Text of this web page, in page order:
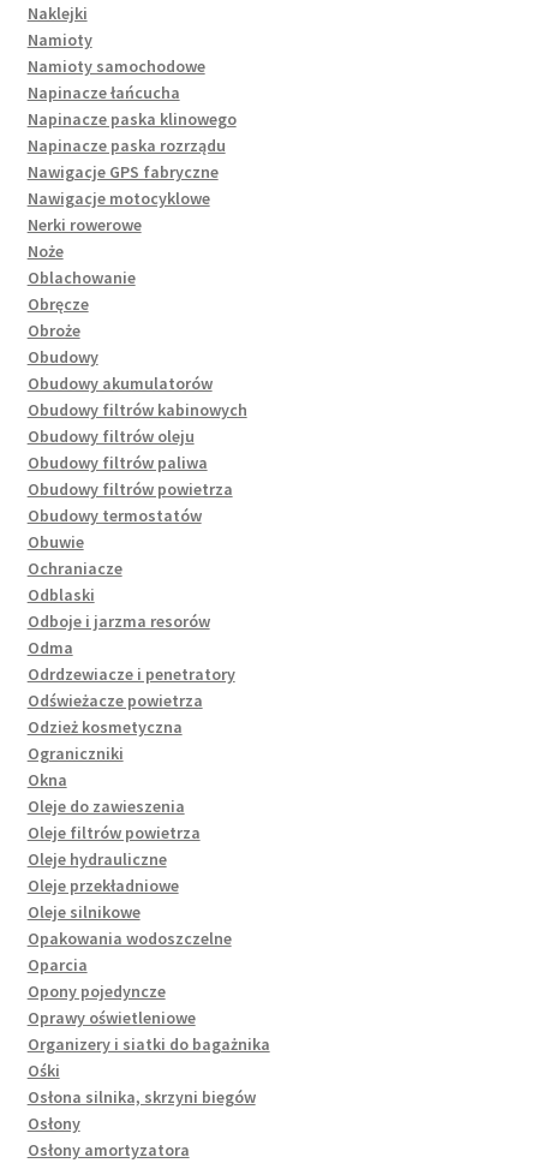
Naklejki
Namioty
Namioty samochodowe
Napinacze łańcucha
Napinacze paska klinowego
Napinacze paska rozrządu
Nawigacje GPS fabryczne
Nawigacje motocyklowe
Nerki rowerowe
Noże
Oblachowanie
Obręcze
Obroże
Obudowy
Obudowy akumulatorów
Obudowy filtrów kabinowych
Obudowy filtrów oleju
Obudowy filtrów paliwa
Obudowy filtrów powietrza
Obudowy termostatów
Obuwie
Ochraniacze
Odblaski
Odboje i jarzma resorów
Odma
Odrdzewiacze i penetratory
Odświeżacze powietrza
Odzież kosmetyczna
Ograniczniki
Okna
Oleje do zawieszenia
Oleje filtrów powietrza
Oleje hydrauliczne
Oleje przekładniowe
Oleje silnikowe
Opakowania wodoszczelne
Oparcia
Opony pojedyncze
Oprawy oświetleniowe
Organizery i siatki do bagażnika
Ośki
Osłona silnika, skrzyni biegów
Osłony
Osłony amortyzatora